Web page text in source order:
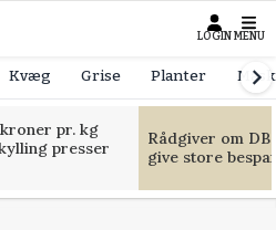
LOGIN MENU
Kvæg Grise Planter
pr. kg
presser
Rådgiver om
give store